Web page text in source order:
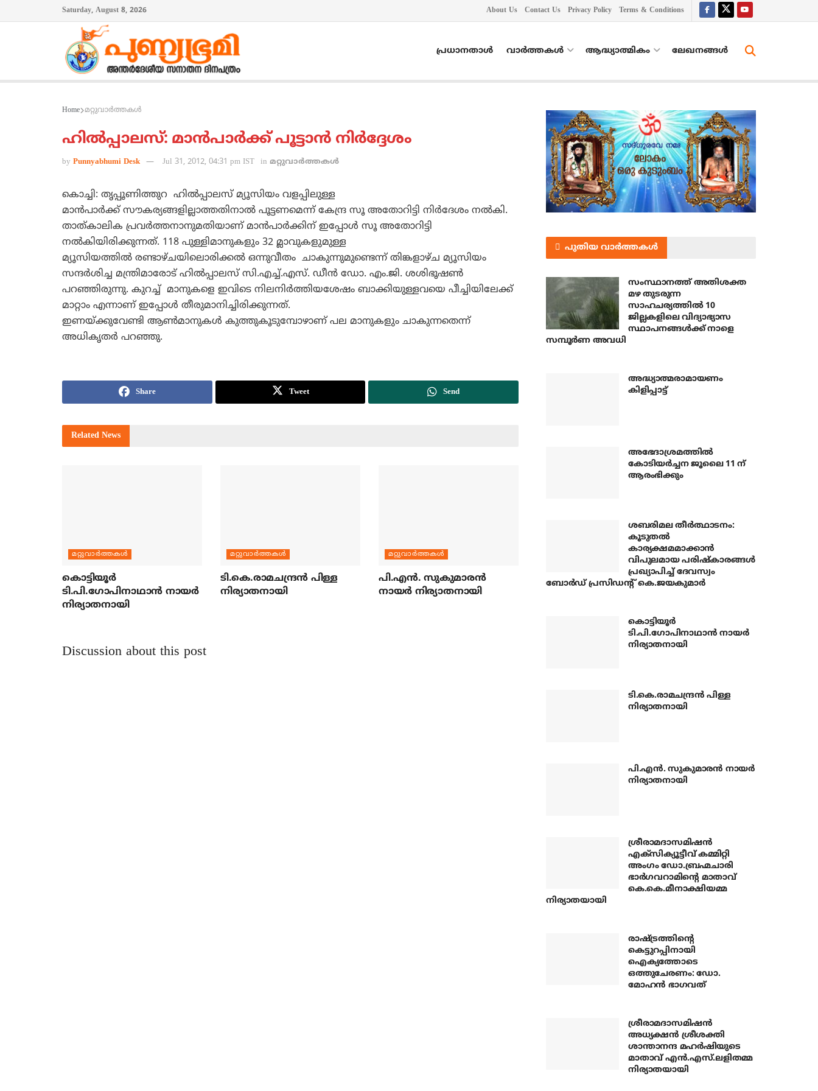
Saturday, August 8, 2026 About Us Contact Us Privacy Policy Terms & Conditions
പ്രധാനതാൾ വാർത്തകൾ ആദ്ധ്യാത്മികം ലേഖനങ്ങള്‍
Home മറ്റുവാര്‍ത്തകള്‍
ഹില്‍പ്പാലസ്: മാന്‍പാര്‍ക്ക് പൂട്ടാന്‍ നിര്‍ദ്ദേശം
by Punnyabhumi Desk Jul 31, 2012, 04:31 pm IST in മറ്റുവാര്‍ത്തകള്‍
കൊച്ചി: തൃപ്പൂണിത്തുറ ഹില്‍പ്പാലസ് മ്യൂസിയം വളപ്പിലുള്ള
മാന്‍പാര്‍ക്ക് സൗകര്യങ്ങളില്ലാത്തതിനാല്‍ പൂട്ടണമെന്ന് കേന്ദ്ര സൂ അതോറിട്ടി നിര്‍ദേശം നല്‍കി.
താത്കാലിക പ്രവര്‍ത്തനാനുമതിയാണ് മാന്‍പാര്‍ക്കിന് ഇപ്പോള്‍ സൂ അതോറിട്ടി
നല്‍കിയിരിക്കുന്നത്. 118 പുള്ളിമാനുകളും 32 മ്ലാവുകളുമുള്ള
മ്യൂസിയത്തില്‍ രണ്ടാഴ്ചയിലൊരിക്കല്‍ ഒന്നുവീതം ചാകുന്നുമുണ്ടെന്ന് തിങ്കളാഴ്ച മ്യൂസിയം
സന്ദര്‍ശിച്ച മന്ത്രിമാരോട് ഹില്‍പ്പാലസ് സി.എച്ച്.എസ്. ഡീന്‍ ഡോ. എം.ജി. ശശിഭൂഷണ്‍
പറഞ്ഞിരുന്നു. കുറച്ച് മാനുകളെ ഇവിടെ നിലനിര്‍ത്തിയശേഷം ബാക്കിയുള്ളവയെ പീച്ചിയിലേക്ക്
മാറ്റാം എന്നാണ് ഇപ്പോള്‍ തീരുമാനിച്ചിരിക്കുന്നത്.
ഇണയ്ക്കുവേണ്ടി ആണ്‍മാനുകള്‍ കുത്തുകൂടുമ്പോഴാണ് പല മാനുകളും ചാകുന്നതെന്ന്
അധികൃതര്‍ പറഞ്ഞു.
Share Tweet Send
Related News
മറ്റുവാര്‍ത്തകള്‍
കൊട്ടിയൂര്‍
ടി.പി.ഗോപിനാഥാന്‍ നായര്‍
നിര്യാതനായി
മറ്റുവാര്‍ത്തകള്‍
ടി.കെ.രാമചന്ദ്രന്‍ പിള്ള
നിര്യാതനായി
മറ്റുവാര്‍ത്തകള്‍
പി.എന്‍. സുകുമാരന്‍
നായര്‍ നിര്യാതനായി
Discussion about this post
പുതിയ വാർത്തകൾ
സംസ്ഥാനത്ത് അതിശക്ത
മഴ തുടരുന്ന
സാഹചര്യത്തിൽ 10
ജില്ലകളിലെ വിദ്യാഭ്യാസ
സ്ഥാപനങ്ങൾക്ക് നാളെ
സമ്പൂർണ അവധി
അദ്ധ്യാത്മരാമായണം
കിളിപ്പാട്ട്
അഭേദാശ്രമത്തില്‍
കോടിയര്‍ച്ചന ജൂലൈ 11 ന്
ആരംഭിക്കും
ശബരിമല തീര്‍ത്ഥാടനം:
കൂടുതല്‍
കാര്യക്ഷമമാക്കാന്‍
വിപുലമായ പരിഷ്‌കാരങ്ങള്‍
പ്രഖ്യാപിച്ച് ദേവസ്വം
ബോര്‍ഡ് പ്രസിഡന്റ് കെ.ജയകുമാര്‍
കൊട്ടിയൂര്‍
ടി.പി.ഗോപിനാഥാന്‍ നായര്‍
നിര്യാതനായി
ടി.കെ.രാമചന്ദ്രന്‍ പിള്ള
നിര്യാതനായി
പി.എന്‍. സുകുമാരന്‍ നായര്‍
നിര്യാതനായി
ശ്രീരാമദാസമിഷന്‍
എക്‌സിക്യൂട്ടീവ് കമ്മിറ്റി
അംഗം ഡോ.ബ്രഹ്മചാരി
ഭാര്‍ഗവറാമിന്റെ മാതാവ്
കെ.കെ.മീനാക്ഷിയമ്മ
നിര്യാതയായി
രാഷ്ട്രത്തിന്റെ
കെട്ടുറപ്പിനായി
ഐക്യത്തോടെ
ഒത്തുചേരണം: ഡോ.
മോഹന്‍ ഭാഗവത്
ശ്രീരാമദാസമിഷന്‍
അധ്യക്ഷന്‍ ശ്രീശക്തി
ശാന്താനന്ദ മഹര്‍ഷിയുടെ
മാതാവ് എന്‍.എസ്.ലളിതമ്മ
നിര്യാതയായി